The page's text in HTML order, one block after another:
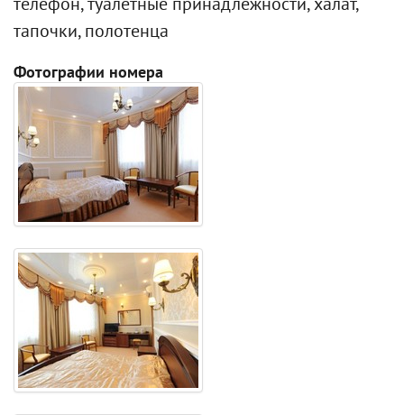
телефон, туалетные принадлежности, халат,
тапочки, полотенца
Фотографии номера